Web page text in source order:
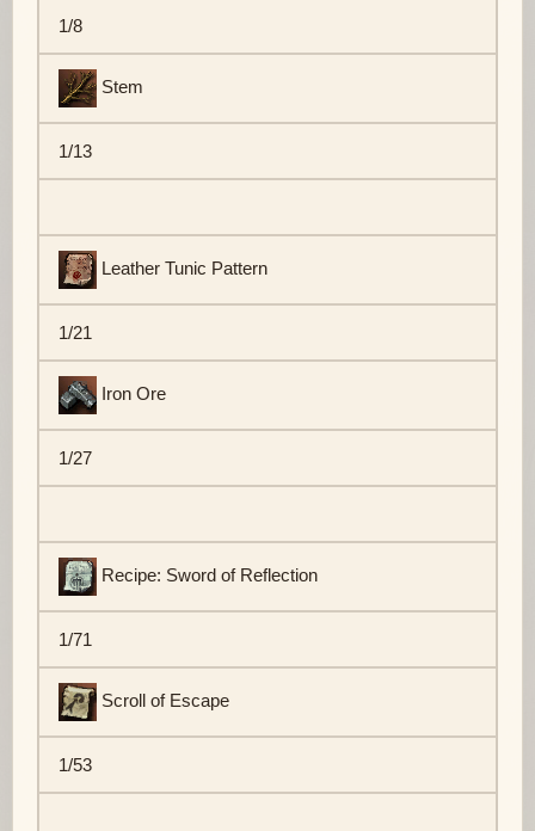
1/8
Stem
1/13
Leather Tunic Pattern
1/21
Iron Ore
1/27
Recipe: Sword of Reflection
1/71
Scroll of Escape
1/53